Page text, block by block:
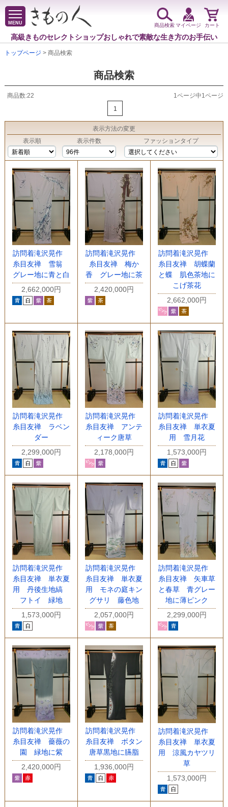
MENU
高級きものセレクトショップおしゃれで素敵な生き方のお手伝い
商品検索マイページ カート
トップページ > 商品検索
商品検索
商品数:22
1ページ中1ページ
1
表示方法の変更
表示順
表示件数 ファッションタイプ
訪問着滝沢晃作
糸目友禅 雪翁
グレー地に青と白
2,662,000円
訪問着滝沢晃作
糸目友禅 梅か
香 グレー地に茶
2,420,000円
訪問着滝沢晃作
糸目友禅 胡蝶蘭
と蝶 肌色茶地に
こげ茶花
2,662,000円
訪問着滝沢晃作
糸目友禅 ラベン
ダー
2,299,000円
訪問着滝沢晃作
糸目友禅 アンテ
ィーク唐草
2,178,000円
訪問着滝沢晃作
糸目友禅 単衣夏
用 雪月花
1,573,000円
訪問着滝沢晃作
糸目友禅 単衣夏
用 丹後生地縞
フトイ 緑地
1,573,000円
訪問着滝沢晃作
糸目友禅 単衣夏
用 モネの庭キン
グサリ 藤色地
2,057,000円
訪問着滝沢晃作
糸目友禅 矢車草
と春草 青グレー
地に薄ピンク
2,299,000円
訪問着滝沢晃作
糸目友禅 薔薇の
園 緑地に紫
2,420,000円
訪問着滝沢晃作
糸目友禅 ボタン
唐草黒地に臙脂
1,936,000円
訪問着滝沢晃作
糸目友禅 単衣夏
用 涼風カヤツリ
草
1,573,000円